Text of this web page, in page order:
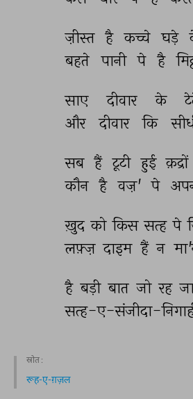
ज़ीस्त है कच्चे घड़े
बहते पानी पे है
साए दीवार के
और
दीवार कि
सब हैं टूटी हुई क़द्रों
कौन है वज़' पे
ख़ुद को किस सत्ह पे
लफ़्ज़ दाइम हैं न
है बड़ी बात जो रह
सत्ह-ए-संजीदा-
स्रोत :
रूह-ए-ग़ज़ल